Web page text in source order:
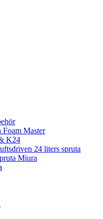
Foam Master
K24
24 liters spruta
Miura